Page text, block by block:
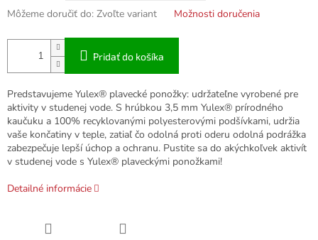
Môžeme doručiť do: Zvoľte variant Možnosti doručenia
Pridať do košíka
Predstavujeme Yulex® plavecké ponožky: udržateľne vyrobené pre
aktivity v studenej vode. S hrúbkou 3,5 mm Yulex® prírodného
kaučuku a 100% recyklovanými polyesterovými podšívkami, udržia
vaše končatiny v teple, zatiaľ čo odolná proti oderu odolná podrážka
zabezpečuje lepší úchop a ochranu. Pustite sa do akýchkoľvek aktivít
v studenej vode s Yulex® plaveckými ponožkami!
Detailné informácie